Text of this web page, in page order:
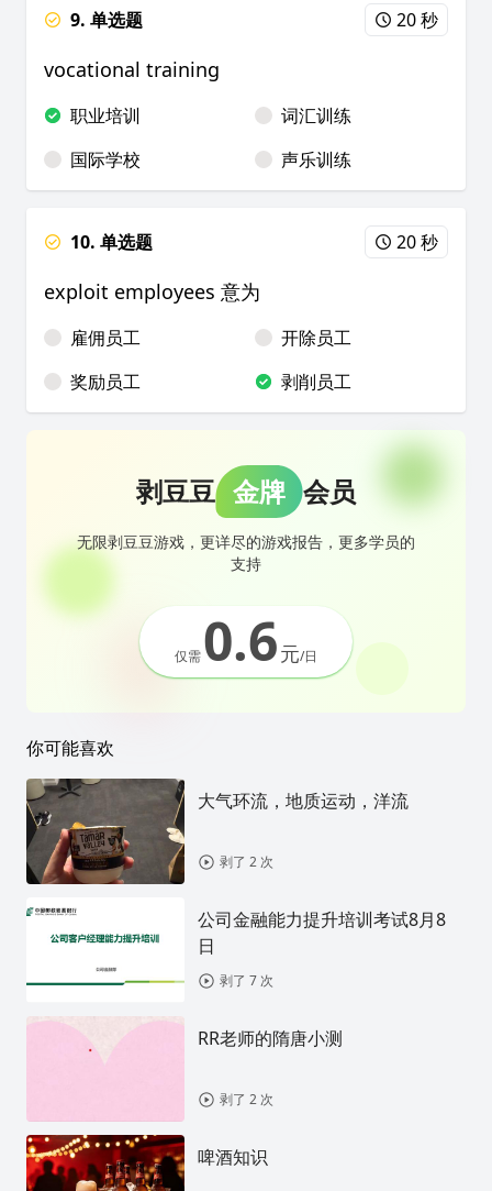
9. 单选题 20 秒
vocational training
职业培训
词汇训练
国际学校
声乐训练
10. 单选题 20 秒
exploit employees 意为
雇佣员工
开除员工
奖励员工
剥削员工
剥豆豆 金牌 会员
无限剥豆豆游戏，更详尽的游戏报告，更多学员的
支持
仅需0.6元/日
你可能喜欢
大气环流，地质运动，洋流
剥了 2 次
公司金融能力提升培训考试8月8
日
剥了 7 次
RR老师的隋唐小测
剥了 2 次
啤酒知识